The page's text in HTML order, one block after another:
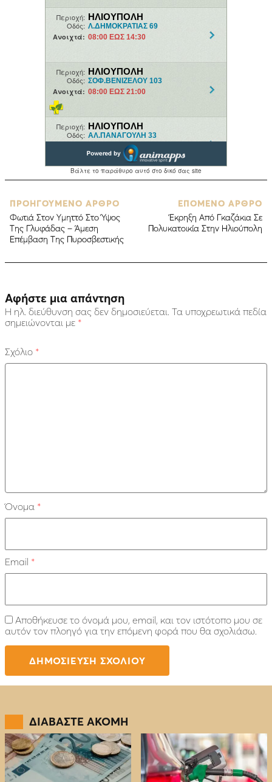
ΠΡΟΗΓΟΥΜΕΝΟ ΑΡΘΡΟ
Φωτιά Στον Υμηττό Στο Ύψος
Της Γλυφάδας – Άμεση
Επέμβαση Της Πυροσβεστικής
ΕΠΟΜΕΝΟ ΑΡΘΡΟ
Έκρηξη Από Γκαζάκια Σε
Πολυκατοικία Στην Ηλιούπολη
Αφήστε μια απάντηση
Η ηλ. διεύθυνση σας δεν δημοσιεύεται. Τα υποχρεωτικά πεδία
σημειώνονται με *
Σχόλιο *
Όνομα *
Email *
Αποθήκευσε το όνομά μου, email, και τον ιστότοπο μου σε
αυτόν τον πλοηγό για την επόμενη φορά που θα σχολιάσω.
ΔΙΑΒΑΣΤΕ ΑΚΟΜΗ